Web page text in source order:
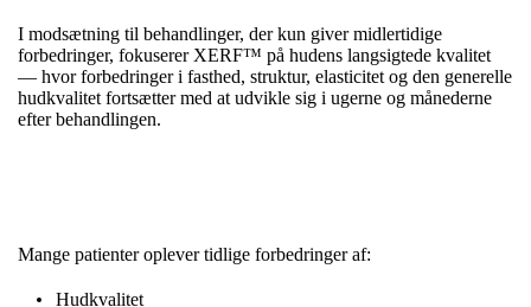
I modsætning til behandlinger, der kun giver midlertidige
forbedringer, fokuserer XERF™ på hudens langsigtede kvalitet
— hvor forbedringer i fasthed, struktur, elasticitet og den generelle
hudkvalitet fortsætter med at udvikle sig i ugerne og månederne
efter behandlingen.
Mange patienter oplever tidlige forbedringer af:
Hudkvalitet